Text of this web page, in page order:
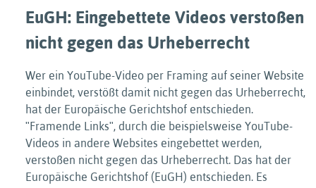
EuGH: Eingebettete Videos verstoßen
nicht gegen das Urheberrecht
Wer ein YouTube-Video per Framing auf seiner Website
einbindet, verstößt damit nicht gegen das Urheberrecht,
hat der Europäische Gerichtshof entschieden.
ʺFramende Linksʺ, durch die beispielsweise YouTube-
Videos in andere Websites eingebettet werden,
verstoßen nicht gegen das Urheberrecht. Das hat der
Europäische Gerichtshof (EuGH) entschieden. Es